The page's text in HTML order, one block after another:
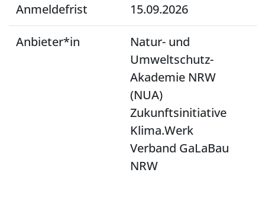
Anmeldefrist 15.09.2026
Anbieter*in
Natur- und
Umweltschutz-
Akademie NRW
(NUA)
Zukunftsinitiative
Klima.Werk
Verband GaLaBau
NRW